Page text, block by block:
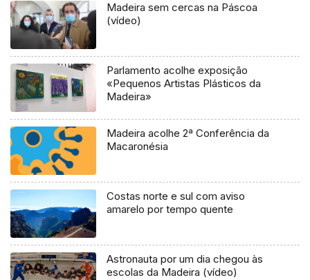
Madeira sem cercas na Páscoa
(vídeo)
Parlamento acolhe exposição
«Pequenos Artistas Plásticos da
Madeira»
Madeira acolhe 2ª Conferência da
Macaronésia
Costas norte e sul com aviso
amarelo por tempo quente
Astronauta por um dia chegou às
escolas da Madeira (vídeo)